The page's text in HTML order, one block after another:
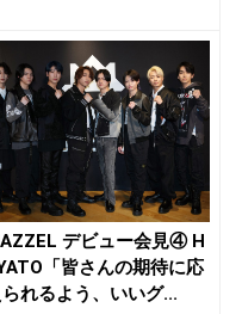
デビュー会見④ H
「皆さんの期待に応
られるよう、いいグ...